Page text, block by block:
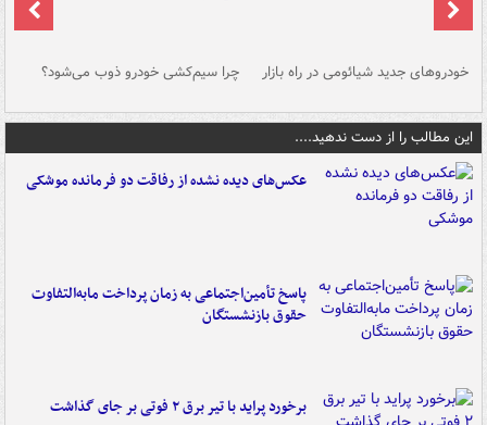
خودروهای جدید شیائومی در راه بازار چرا سیم‌کشی خودرو ذوب می‌شود؟
این مطالب را از دست ندهید....
عکس‌های دیده نشده از رفاقت دو فرمانده‌ موشکی
پاسخ تأمین‌اجتماعی به زمان پرداخت مابه‌التفاوت
حقوق بازنشستگان
برخورد پراید با تیر برق ۲ فوتی بر جای گذاشت